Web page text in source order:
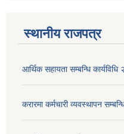
स्थानीय राजपत्र
आर्थिक सहायता सम्बन्धि
करारमा कर्मचारी व्यवस्थापन